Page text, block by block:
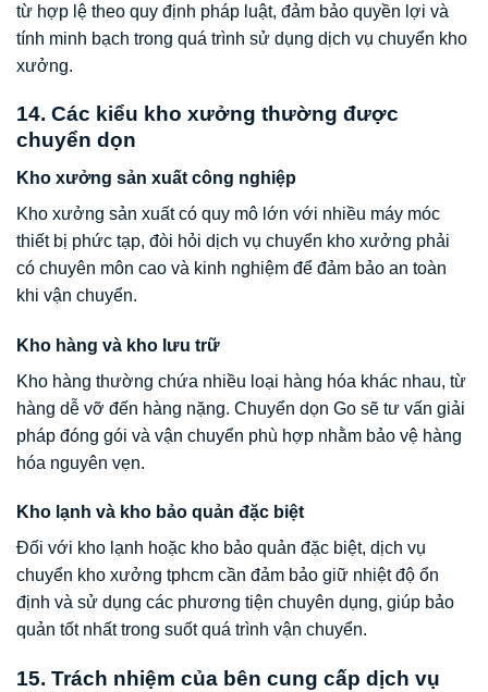
từ hợp lệ theo quy định pháp luật, đảm bảo quyền lợi và
tính minh bạch trong quá trình sử dụng dịch vụ chuyển kho
xưởng.
14. Các kiểu kho xưởng thường được
chuyển dọn
Kho xưởng sản xuất công nghiệp
Kho xưởng sản xuất có quy mô lớn với nhiều máy móc
thiết bị phức tạp, đòi hỏi dịch vụ chuyển kho xưởng phải
có chuyên môn cao và kinh nghiệm để đảm bảo an toàn
khi vận chuyển.
Kho hàng và kho lưu trữ
Kho hàng thường chứa nhiều loại hàng hóa khác nhau, từ
hàng dễ vỡ đến hàng nặng. Chuyển dọn Go sẽ tư vấn giải
pháp đóng gói và vận chuyển phù hợp nhằm bảo vệ hàng
hóa nguyên vẹn.
Kho lạnh và kho bảo quản đặc biệt
Đối với kho lạnh hoặc kho bảo quản đặc biệt, dịch vụ
chuyển kho xưởng tphcm cần đảm bảo giữ nhiệt độ ổn
định và sử dụng các phương tiện chuyên dụng, giúp bảo
quản tốt nhất trong suốt quá trình vận chuyển.
15. Trách nhiệm của bên cung cấp dịch vụ